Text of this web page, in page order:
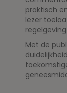
praktisch
lezer
Met de